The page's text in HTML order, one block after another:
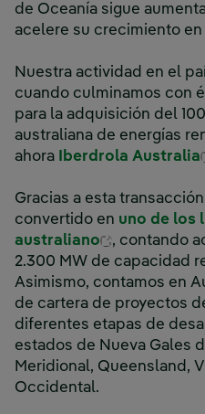
de Oceanía sigue
acelere su crecimiento en
Nuestra actividad en el
cuando culminamos con
para la adquisición del
australiana de energías
ahora
Iberdrola Australia
Gracias a esta
convertido en uno de los
australiano
Enlace
, contando
2.300 MW de capacidad
Asimismo, contamos en
de cartera de proyectos
diferentes etapas de
estados de Nueva Gales
Meridional, Queensland,
Occidental.